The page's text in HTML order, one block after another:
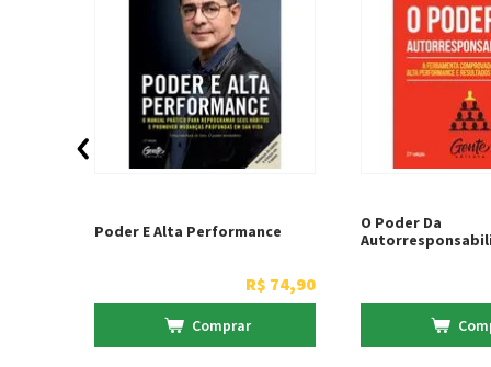
Poder E Alta Performance
R$ 74,90
Comprar
O Poder Da